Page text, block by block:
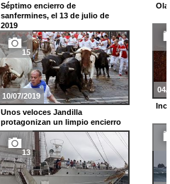
Séptimo encierro de
sanfermines, el 13 de julio de
2019
15
10/07/2019
Unos veloces Jandilla
protagonizan un limpio encierro
13
04/